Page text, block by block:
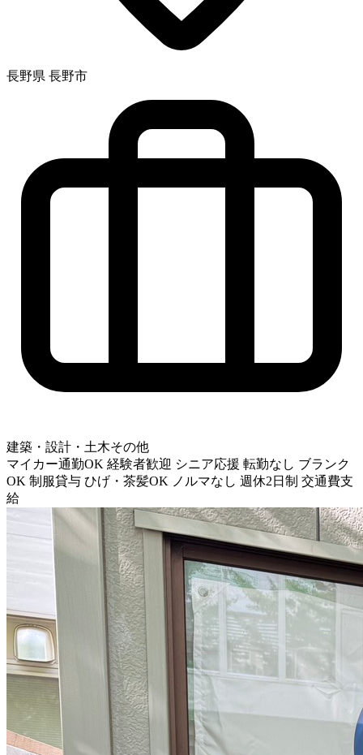
長野県 長野市
建築・設計・土木その他
マイカー通勤OK 経験者歓迎 シニア応援 転勤なし ブランク
OK 制服貸与 ひげ・茶髪OK ノルマなし 週休2日制 交通費支
給